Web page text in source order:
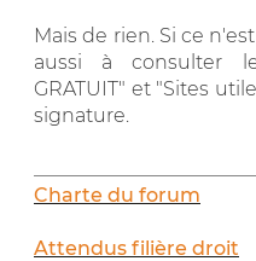
Mais de rien. Si ce
aussi à consulter
GRATUIT" et "Sites
signature.
Charte du forum
Attendus filière droit